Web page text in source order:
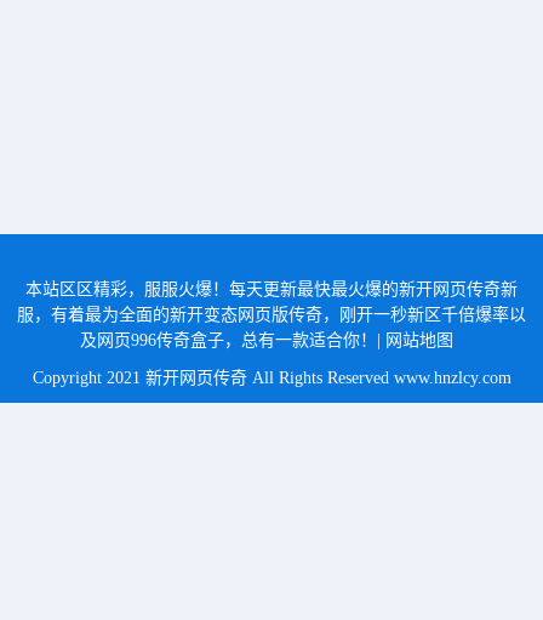
本站区区精彩，服服火爆！每天更新最快最火爆的新开网页传奇新
服，有着最为全面的新开变态网页版传奇，刚开一秒新区千倍爆率以
及网页996传奇盒子，总有一款适合你！|
网站地图
Copyright 2021 新开网页传奇 All Rights Reserved www.hnzlcy.com